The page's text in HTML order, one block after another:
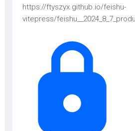
https://ftyszyx.github.io/feishu-
vitepress/